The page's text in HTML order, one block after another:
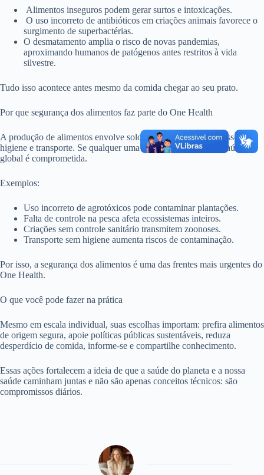
Alimentos inseguros podem gerar surtos e intoxicações.
O uso incorreto de antibióticos em criações animais favorece o
surgimento de superbactérias.
O desmatamento amplia o risco de novas pandemias,
aproximando humanos de patógenos antes restritos à vida
silvestre.
Tudo isso acontece antes mesmo da comida chegar ao seu prato.
Por que segurança dos alimentos faz parte do One Health
A produção de alimentos envolve solo, água, animais e processos de
higiene e transporte. Se qualquer uma dessas etapas falha, a saúde
global é comprometida.
Exemplos:
Uso incorreto de agrotóxicos pode contaminar plantações.
Falta de controle na pesca afeta ecossistemas inteiros.
Criações sem controle sanitário transmitem zoonoses.
Transporte sem higiene aumenta riscos de contaminação.
Por isso, a segurança dos alimentos é uma das frentes mais urgentes do
One Health.
O que você pode fazer na prática
Mesmo em escala individual, suas escolhas importam: prefira alimentos
de origem segura, apoie políticas públicas sustentáveis, reduza
desperdício de comida, informe-se e compartilhe conhecimento.
Essas ações fortalecem a ideia de que a saúde do planeta e a nossa
saúde caminham juntas e não são apenas conceitos técnicos: são
compromissos diários.